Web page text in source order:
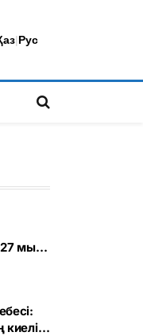
|Рус
мың